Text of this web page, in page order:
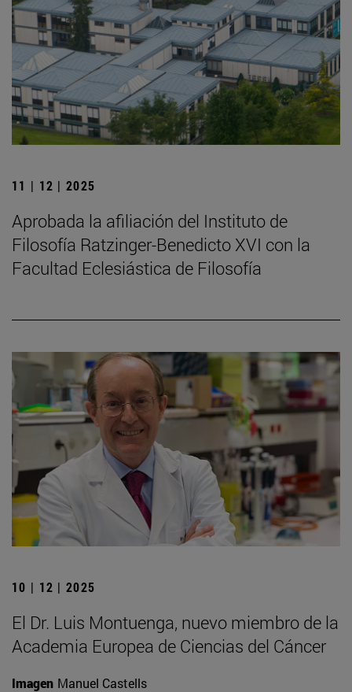
11 | 12 | 2025
Aprobada la afiliación del Instituto de
Filosofía Ratzinger-Benedicto XVI con la
Facultad Eclesiástica de Filosofía
10 | 12 | 2025
El Dr. Luis Montuenga, nuevo miembro de la
Academia Europea de Ciencias del Cáncer
Imagen Manuel Castells